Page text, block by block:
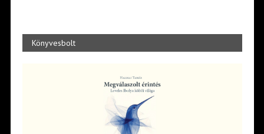
Könyvesbolt